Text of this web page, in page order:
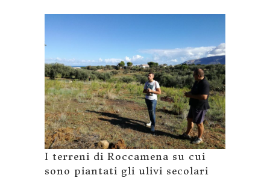
I terreni di Roccamena su cui
sono piantati gli ulivi secolari